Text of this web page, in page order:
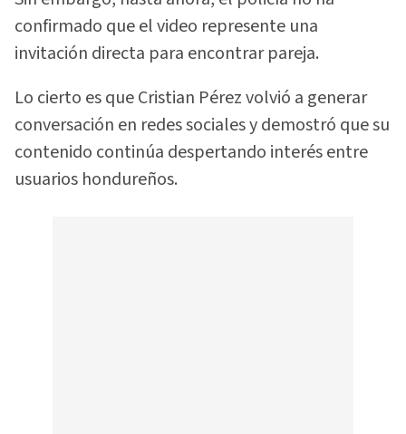
confirmado que el video represente una
invitación directa para encontrar pareja.
Lo cierto es que Cristian Pérez volvió a generar
conversación en redes sociales y demostró que su
contenido continúa despertando interés entre
usuarios hondureños.